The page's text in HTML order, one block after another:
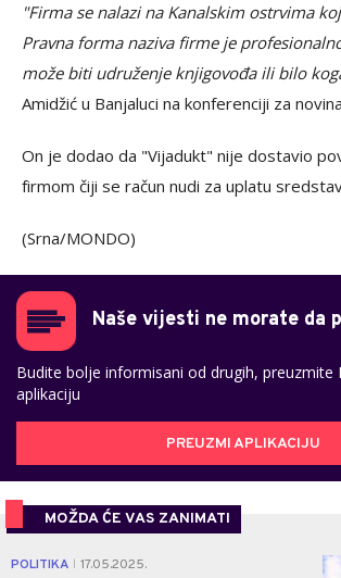
"Firma se nalazi na Kanalskim ostrvima
Pravna forma naziva firme je
može biti udruženje knjigovođa ili bilo
Amidžić u Banjaluci na konferenciji za
On je dodao da "Vijadukt" nije dostavio
firmom čiji se račun nudi za uplatu
(Srna/MONDO)
Naše vijesti ne morate da
Budite bolje informisani od drugih, preuzmite
aplikaciju
PREUZMI APLIKACIJU
MOŽDA ĆE VAS ZANIMATI
POLITIKA 17.05.2025.